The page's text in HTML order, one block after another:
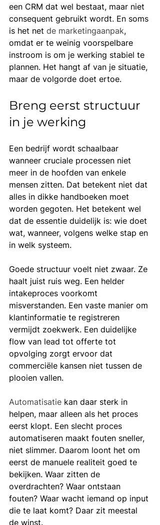
een CRM dat wel bestaat, maar niet
consequent gebruikt wordt. En soms
is het net de marketingaanpak,
omdat er te weinig voorspelbare
instroom is om je werking stabiel te
plannen. Het hangt af van je situatie,
maar de volgorde doet ertoe.
Breng eerst structuur
in je werking
Een bedrijf wordt schaalbaar
wanneer cruciale processen niet
meer in de hoofden van enkele
mensen zitten. Dat betekent niet dat
alles in dikke handboeken moet
worden gegoten. Het betekent wel
dat de essentie duidelijk is: wie doet
wat, wanneer, volgens welke stap en
in welk systeem.
Goede structuur voelt niet zwaar. Ze
haalt juist ruis weg. Een helder
intakeproces voorkomt
misverstanden. Een vaste manier om
klantinformatie te registreren
vermijdt zoekwerk. Een duidelijke
flow van lead tot offerte tot
opvolging zorgt ervoor dat
commerciële kansen niet tussen de
plooien vallen.
Automatisatie kan daar sterk in
helpen, maar alleen als het proces
eerst klopt. Een slecht proces
automatiseren maakt fouten sneller,
niet slimmer. Daarom loont het om
eerst de manuele realiteit goed te
bekijken. Waar zitten de
overdrachten? Waar ontstaan
fouten? Waar wacht iemand op input
die te laat komt? Daar zit meestal
de winst.